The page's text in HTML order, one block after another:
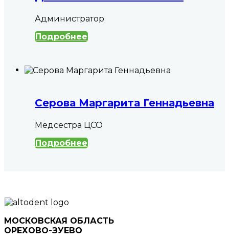
Администратор
Подробнее
Серова Маргарита Геннадьевна
Медсестра ЦСО
Подробнее
МОСКОВСКАЯ ОБЛАСТЬ
ОРЕХОВО-ЗУЕВО